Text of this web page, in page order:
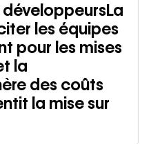
les équipes
pour les mises
la
des coûts
la mise sur